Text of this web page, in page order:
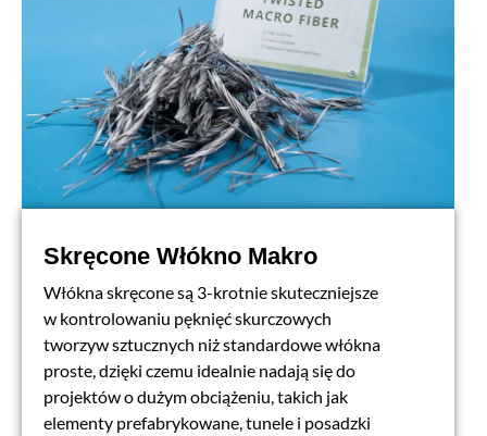
Skręcone Włókno Makro
Włókna skręcone są 3-krotnie skuteczniejsze
w kontrolowaniu pęknięć skurczowych
tworzyw sztucznych niż standardowe włókna
proste, dzięki czemu idealnie nadają się do
projektów o dużym obciążeniu, takich jak
elementy prefabrykowane, tunele i posadzki